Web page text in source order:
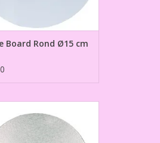
Board Rond Ø15 cm
AAN WINKELWAGEN